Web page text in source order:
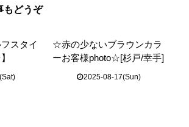
もどうぞ
スタイ
☆赤の少ないブラウンカラ
ーお客様photo☆[杉戸/幸手]
2025-08-17(Sun)